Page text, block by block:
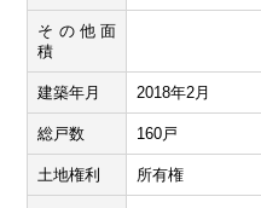
その他面
積
建築年月 2018年2月
総戸数 160戸
土地権利 所有権